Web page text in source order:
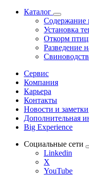
Каталог
Содержание
Установка
Откорм
Разведение
Сервис
Компания
Карьера
Контакты
Новости и заметки
Дополнительная
Big Experience
Социальные сети
Linkedin
X
YouTube